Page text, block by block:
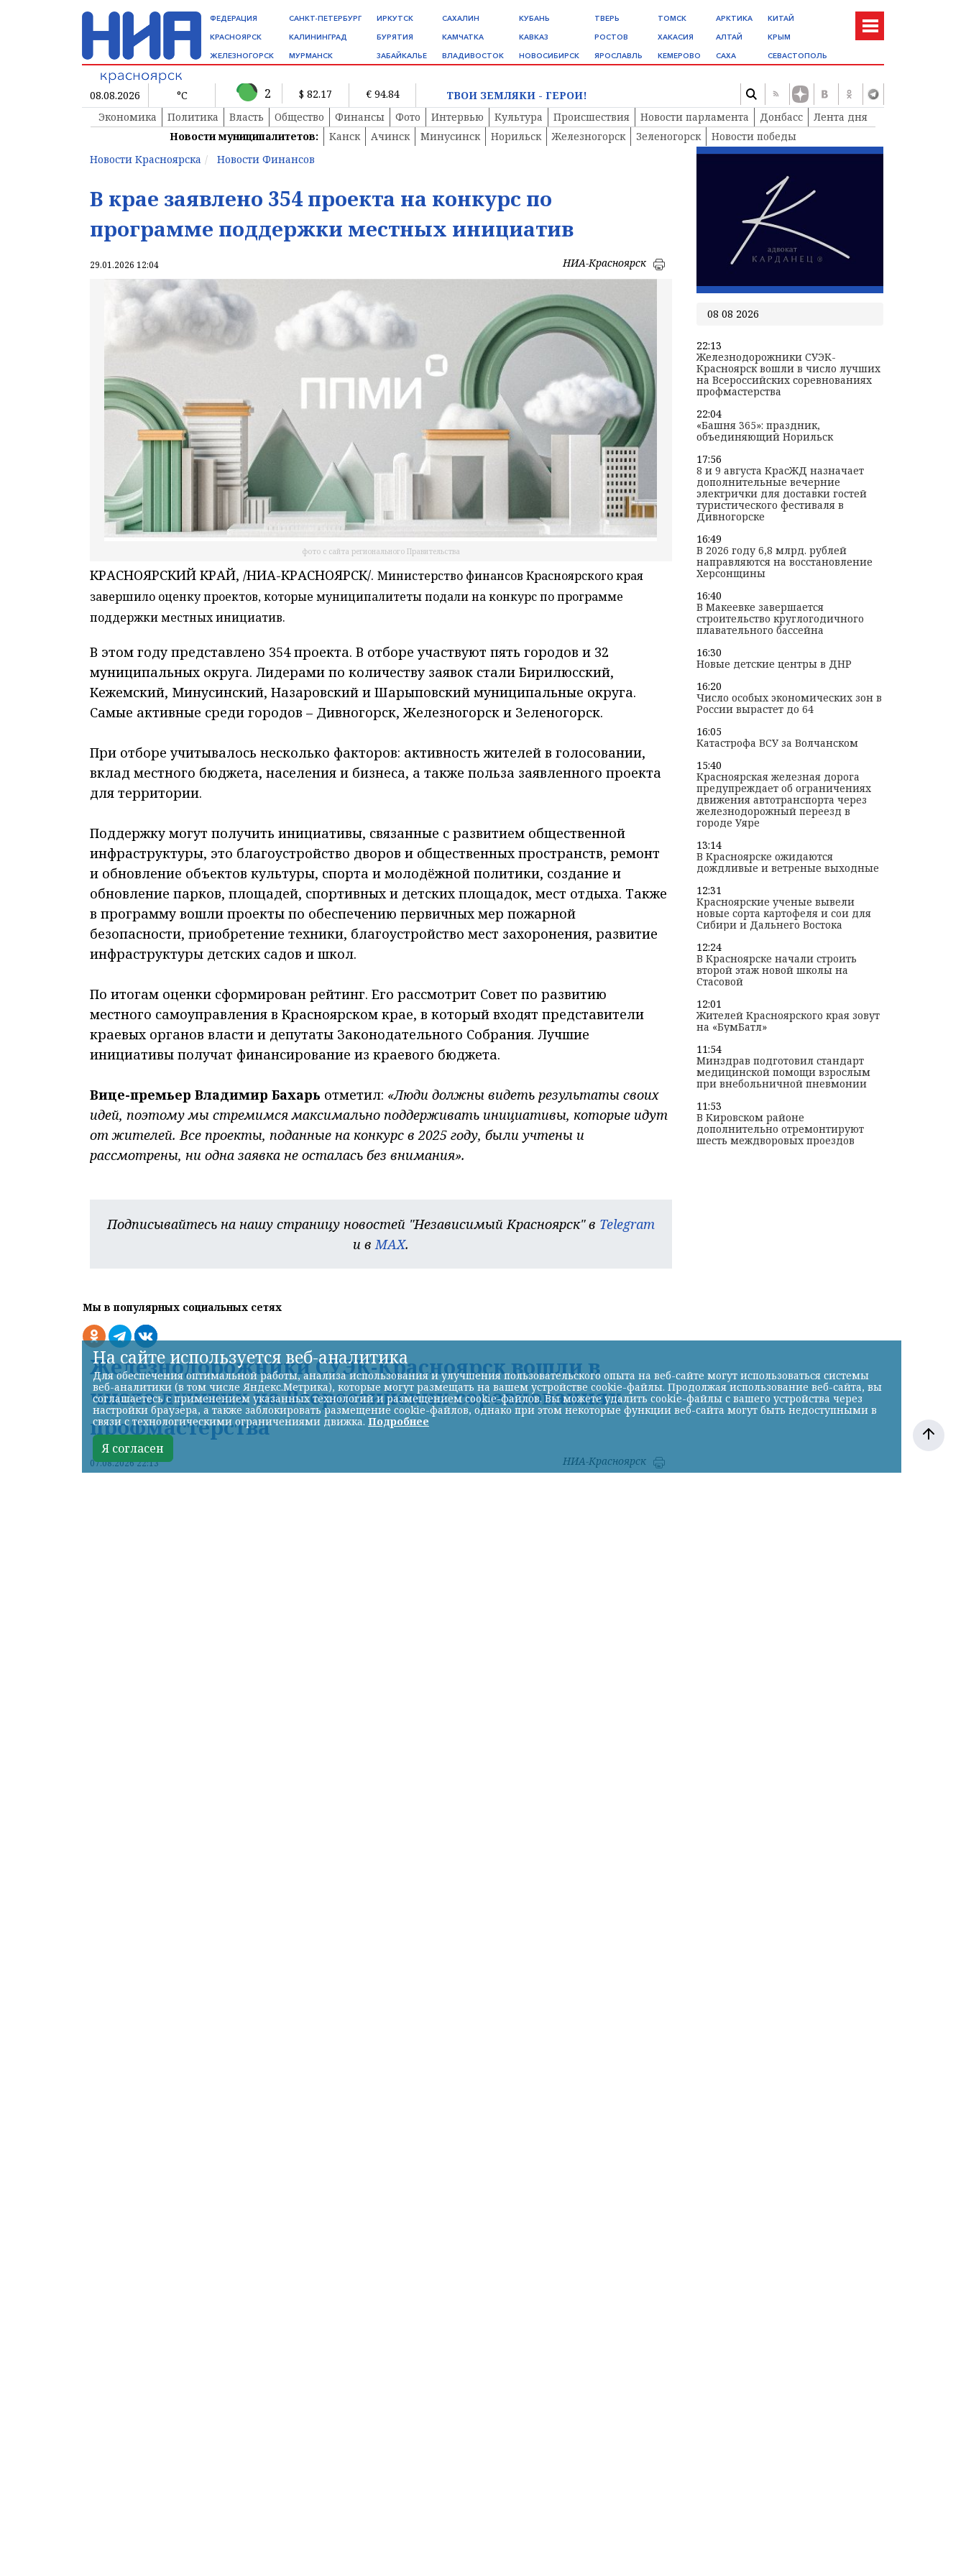
ФЕДЕРАЦИЯ
КРАСНОЯРСК
ЖЕЛЕЗНОГОРСК
САНКТ-ПЕТЕРБУРГ
КАЛИНИНГРАД
МУРМАНСК
ИРКУТСК
БУРЯТИЯ
ЗАБАЙКАЛЬЕ
САХАЛИН
КАМЧАТКА
ВЛАДИВОСТОК
КУБАНЬ
КАВКАЗ
НОВОСИБИРСК
ТВЕРЬ
РОСТОВ
ЯРОСЛАВЛЬ
ТОМСК
ХАКАСИЯ
КЕМЕРОВО
АРКТИКА
АЛТАЙ
САХА
КИТАЙ
КРЫМ
СЕВАСТОПОЛЬ
08.08.2026 °C 2 $ 82.17 € 94.84
ТВОИ ЗЕМЛЯКИ - ГЕРОИ!
Экономика
Политика Власть Общество Финансы Фото Интервью Культура Происшествия Новости парламента Донбасс
Лента дня
Новости муниципалитетов:
Канск Ачинск Минусинск Норильск Железногорск Зеленогорск
Новости победы
Новости Красноярска
Новости Финансов
В крае заявлено 354 проекта на конкурс по
программе поддержки местных инициатив
29.01.2026 12:04 НИА-Красноярск
фото с сайта регионального Правительства
КРАСНОЯРСКИЙ КРАЙ, /НИА-КРАСНОЯРСК/. Министерство финансов Красноярского края
завершило оценку проектов, которые муниципалитеты подали на конкурс по программе
поддержки местных инициатив.
В этом году представлено 354 проекта. В отборе участвуют пять городов и 32
муниципальных округа. Лидерами по количеству заявок стали Бирилюсский,
Кежемский, Минусинский, Назаровский и Шарыповский муниципальные округа.
Самые активные среди городов – Дивногорск, Железногорск и Зеленогорск.
При отборе учитывалось несколько факторов: активность жителей в голосовании,
вклад местного бюджета, населения и бизнеса, а также польза заявленного проекта
для территории.
Поддержку могут получить инициативы, связанные с развитием общественной
инфраструктуры, это благоустройство дворов и общественных пространств, ремонт
и обновление объектов культуры, спорта и молодёжной политики, создание и
обновление парков, площадей, спортивных и детских площадок, мест отдыха. Также
в программу вошли проекты по обеспечению первичных мер пожарной
безопасности, приобретение техники, благоустройство мест захоронения, развитие
инфраструктуры детских садов и школ.
По итогам оценки сформирован рейтинг. Его рассмотрит Совет по развитию
местного самоуправления в Красноярском крае, в который входят представители
краевых органов власти и депутаты Законодательного Собрания. Лучшие
инициативы получат финансирование из краевого бюджета.
Вице-премьер Владимир Бахарь отметил: «Люди должны видеть результаты своих
идей, поэтому мы стремимся максимально поддерживать инициативы, которые идут
от жителей. Все проекты, поданные на конкурс в 2025 году, были учтены и
рассмотрены, ни одна заявка не осталась без внимания».
Подписывайтесь на нашу страницу новостей "Независимый Красноярск" в Telegram
и вMAX.
Мы в популярных социальных сетях
Железнодорожники СУЭК-Красноярск вошли в
число лучших на Всероссийских соревнованиях
профмастерства
07.08.2026 22:13 НИА-Красноярск
08 08 2026
22:13
Железнодорожники СУЭК-
Красноярск вошли в число лучших
на Всероссийских соревнованиях
профмастерства
22:04
«Башня 365»: праздник,
объединяющий Норильск
17:56
8 и 9 августа КрасЖД назначает
дополнительные вечерние
электрички для доставки гостей
туристического фестиваля в
Дивногорске
16:49
В 2026 году 6,8 млрд. рублей
направляются на восстановление
Херсонщины
16:40
В Макеевке завершается
строительство круглогодичного
плавательного бассейна
16:30
Новые детские центры в ДНР
16:20
Число особых экономических зон в
России вырастет до 64
16:05
Катастрофа ВСУ за Волчанском
15:40
Красноярская железная дорога
предупреждает об ограничениях
движения автотранспорта через
железнодорожный переезд в
городе Уяре
13:14
В Красноярске ожидаются
дождливые и ветреные выходные
12:31
Красноярские ученые вывели
новые сорта картофеля и сои для
Сибири и Дальнего Востока
12:24
В Красноярске начали строить
второй этаж новой школы на
Стасовой
12:01
Жителей Красноярского края зовут
на «БумБатл»
11:54
Минздрав подготовил стандарт
медицинской помощи взрослым
при внебольничной пневмонии
11:53
В Кировском районе
дополнительно отремонтируют
шесть междворовых проездов
На сайте используется веб-аналитика
Для обеспечения оптимальной работы, анализа использования и улучшения пользовательского опыта на веб-сайте могут использоваться системы
веб-аналитики (в том числе Яндекс.Метрика), которые могут размещать на вашем устройстве cookie-файлы. Продолжая использование веб-сайта, вы
соглашаетесь с применением указанных технологий и размещением cookie-файлов. Вы можете удалить cookie-файлы с вашего устройства через
настройки браузера, а также заблокировать размещение cookie-файлов, однако при этом некоторые функции веб-сайта могут быть недоступными в
связи с технологическими ограничениями движка. Подробнее
Я согласен